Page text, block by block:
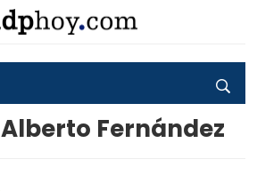
Alberto Fernández